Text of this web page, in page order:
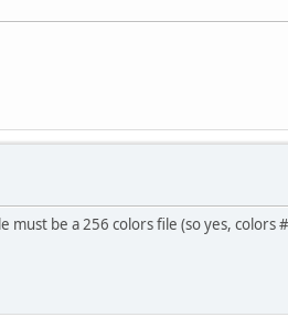
be a 256 colors file (so yes, colors